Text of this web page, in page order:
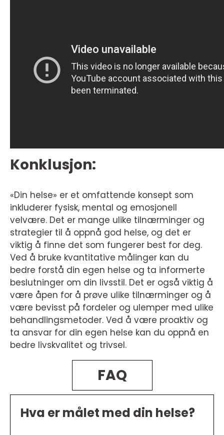
Konklusjon:
«Din helse» er et omfattende konsept som
inkluderer fysisk, mental og emosjonell
velvære. Det er mange ulike tilnærminger og
strategier til å oppnå god helse, og det er
viktig å finne det som fungerer best for deg.
Ved å bruke kvantitative målinger kan du
bedre forstå din egen helse og ta informerte
beslutninger om din livsstil. Det er også viktig å
være åpen for å prøve ulike tilnærminger og å
være bevisst på fordeler og ulemper med ulike
behandlingsmetoder. Ved å være proaktiv og
ta ansvar for din egen helse kan du oppnå en
bedre livskvalitet og trivsel.
FAQ
Hva er målet med din helse?